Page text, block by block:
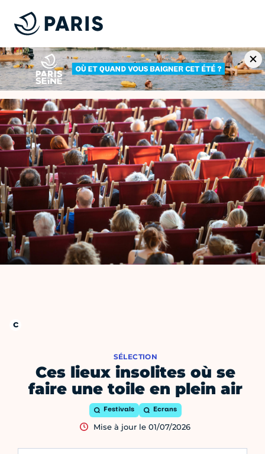
Ces lieux insolites où se
faire une toile en plein air
SÉLECTION
Festivals Ecrans
Mise à jour le 01/07/2026